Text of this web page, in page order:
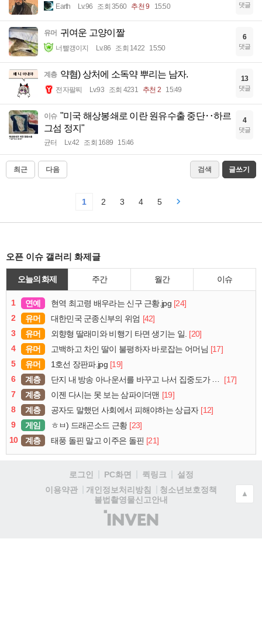
Earth Lv.96 조회 3560 추천 9 15:50 댓글
유머 귀여운 고양이짤
너빨갱이지 Lv.86 조회 1422 15:50
6
댓글
계층 약혐) 상처에 소독약 뿌리는 남자.
전자팔찌 Lv.93 조회 4231 추천 2 15:49
13
댓글
이슈 "미국 해상봉쇄로 이란 원유수출 중단‥하르
그섬 정지"
균터 Lv.42 조회 1689 15:46
4
댓글
최근 다음 검색 글쓰기
1 2 3 4 5
오픈 이슈 갤러리 화제글
오늘의 화제 주간 월간 이슈
1 연예 현역 최고령 배우라는 신구 근황.jpg [24]
2
유머 대한민국 군종신부의 위엄 [42]
3
유머 외향형 딸래미와 비행기 타면 생기는 일. [20]
4
유머 고백하고 차인 딸이 불평하자 바로잡는 어머님 [17]
5
유머 1호선 장판파.jpg [19]
6
계층 단지 내 방송 아나운서를 바꾸고 나서 집중도가 확 올라갔다는 한 아파트의 안내방송
[17]
7
계층 이젠 다시는 못 보는 삼파이더맨 [19]
8
계층 공자도 말했던 사회에서 피해야하는 상급자 [12]
9
게임 ㅎㅂ) 드래곤소드 근황 [23]
10
계층 태풍 돌핀 말고 이주은 돌핀 [21]
로그인 PC화면 퀵링크
설정
이용약관
개인정보처리방침
청소년보호정책
불법촬영물신고안내
(주)
인
▲